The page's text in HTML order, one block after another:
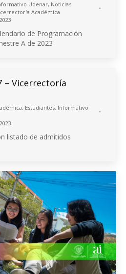
Udenar, Noticias
Académica
de Programación
A de 2023
– Vicerrectoría
, Estudiantes, Informativo
listado de admitidos